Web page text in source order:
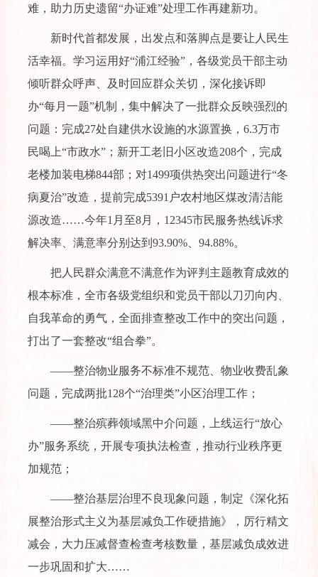
难，助力历史遗留“办证难”处理工作再建新功。
新时代首都发展，出发点和落脚点是要让人民生
活幸福。学习运用好“浦江经验”，各级党员干部主动
倾听群众呼声、及时回应群众关切，深化接诉即
办“每月一题”机制，集中解决了一批群众反映强烈的
问题：完成27处自建供水设施的水源置换，6.3万市
民喝上“市政水”；新开工老旧小区改造208个，完成
老楼加装电梯844部；对1499项供热突出问题进行“冬
病夏治”改造，提前完成5391户农村地区煤改清洁能
源改造……今年1月至8月，12345市民服务热线诉求
解决率、满意率分别达到93.90%、94.88%。
把人民群众满意不满意作为评判主题教育成效的
根本标准，全市各级党组织和党员干部以刀刃向内、
自我革命的勇气，全面排查整改工作中的突出问题，
打出了一套整改“组合拳”。
——整治物业服务不标准不规范、物业收费乱象
问题，完成两批128个“治理类”小区治理工作；
——整治殡葬领域黑中介问题，上线运行“放心
办”服务系统，开展专项执法检查，推动行业秩序更
加规范；
——整治基层治理不良现象问题，制定《深化拓
展整治形式主义为基层减负工作硬措施》，厉行精文
减会，大力压减督查检查考核数量，基层减负成效进
一步巩固和扩大……